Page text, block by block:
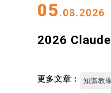
05.08.2026
2026
更多文章： 知識教